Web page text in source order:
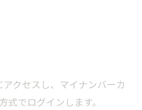
クセスし、マイナンバーカ
式でログインします。